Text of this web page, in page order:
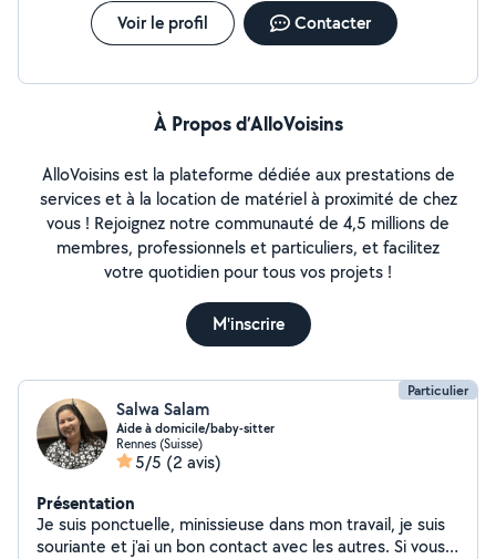
Voir le profil Contacter
À Propos d’AlloVoisins
AlloVoisins est la plateforme dédiée aux prestations de
services et à la location de matériel à proximité de chez
vous ! Rejoignez notre communauté de 4,5 millions de
membres, professionnels et particuliers, et facilitez
votre quotidien pour tous vos projets !
M'inscrire
Particulier
Salwa Salam
Aide à domicile/baby-sitter
Rennes (Suisse)
5/5 (2 avis)
Présentation
Je suis ponctuelle, minissieuse dans mon travail, je suis
souriante et j'ai un bon contact avec les autres. Si vous